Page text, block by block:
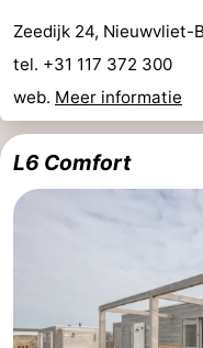
Zeedijk 24, Nieuwvliet-
tel. +31 117 372 300
web. Meer informatie
L6 Comfort